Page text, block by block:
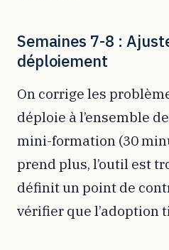
Semaines 7-8 :
déploiement
On corrige les
déploie à l’ensemble
mini-formation (30
prend plus, l’outil est
définit un point de
vérifier que l’adoption